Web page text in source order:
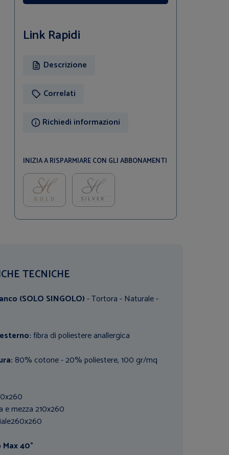
Link Rapidi
Descrizione
Correlati
Richiedi informazioni
INIZIA A RISPARMIARE CON GLI ABBONAMENTI
TECNICHE
(SOLO SINGOLO)- Tortora - Naturale -
fibra di poliestere anallergica
80% cotone - 20% poliestere, 100 gr/mq
e mezza 210x260
40°